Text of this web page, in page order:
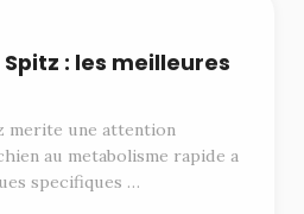
: les meilleures
merite une attention
au metabolisme rapide a
specifiques …